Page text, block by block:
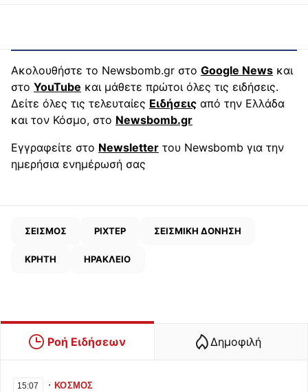
Ακολουθήστε το Newsbomb.gr στο Google News και
στο YouTube και μάθετε πρώτοι όλες τις ειδήσεις.
Δείτε όλες τις τελευταίες Ειδήσεις από την Ελλάδα
και τον Κόσμο, στο Newsbomb.gr
Εγγραφείτε στο Newsletter του Newsbomb για την
ημερήσια ενημέρωσή σας
ΣΕΙΣΜΟΣ ΡΙΧΤΕΡ ΣΕΙΣΜΙΚΗ ΔΟΝΗΣΗ
ΚΡΗΤΗ ΗΡΑΚΛΕΙΟ
Ροή Ειδήσεων Δημοφιλή
15:07 ∙ΚΟΣΜΟΣ